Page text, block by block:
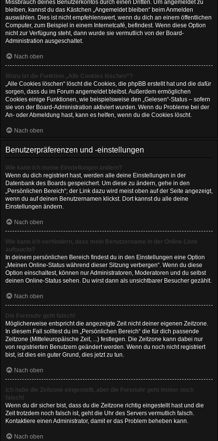
Missbrauch deines Benutzerkontos durch einen Dritten. Um angemeldet zu
bleiben, kannst du das Kästchen „Angemeldet bleiben“ beim Anmelden
auswählen. Dies ist nicht empfehlenswert, wenn du dich an einem öffentlichen
Computer, zum Beispiel in einem Internetcafé, befindest. Wenn diese Option
nicht zur Verfügung steht, dann wurde sie vermutlich von der Board-
Administration ausgeschaltet.
Nach oben
Wozu ist die Funktion „Alle Cookies löschen“?
„Alle Cookies löschen“ löscht die Cookies, die phpBB erstellt hat und die dafür
sorgen, dass du im Forum angemeldet bleibst. Außerdem ermöglichen
Cookies einige Funktionen, wie beispielsweise den „Gelesen“-Status – sofern
sie von der Board-Administration aktiviert wurden. Wenn du Probleme bei der
An- oder Abmeldung hast, kann es helfen, wenn du die Cookies löscht.
Nach oben
Benutzerpräferenzen und -einstellungen
Wie kann ich meine Einstellungen ändern?
Wenn du dich registriert hast, werden alle deine Einstellungen in der
Datenbank des Boards gespeichert. Um diese zu ändern, gehe in den
„Persönlichen Bereich“; der Link dazu wird meist oben auf der Seite angezeigt,
wenn du auf deinen Benutzernamen klickst. Dort kannst du alle deine
Einstellungen ändern.
Nach oben
Wie kann ich verhindern, dass mein Benutzername in der Online-Liste
auftaucht?
In deinem persönlichen Bereich findest du in den Einstellungen eine Option
„Meinen Online-Status während dieser Sitzung verbergen“. Wenn du diese
Option einschaltest, können nur Administratoren, Moderatoren und du selbst
deinen Online-Status sehen. Du wirst dann als unsichtbarer Besucher gezählt.
Nach oben
Die Forenuhr geht falsch!
Möglicherweise entspricht die angezeigte Zeit nicht deiner eigenen Zeitzone.
In diesem Fall solltest du im „Persönlichen Bereich“ die für dich passende
Zeitzone (Mitteleuropäische Zeit, ...) festlegen. Die Zeitzone kann dabei nur
von registrierten Benutzern geändert werden. Wenn du noch nicht registriert
bist, ist dies ein guter Grund, dies jetzt zu tun.
Nach oben
Ich habe die Zeitzone eingestellt, aber die Forenuhr geht immer noch
falsch!
Wenn du dir sicher bist, dass du die Zeitzone richtig eingestellt hast und die
Zeit trotzdem noch falsch ist, geht die Uhr des Servers vermutlich falsch.
Kontaktiere einen Administrator, damit er das Problem beheben kann.
Nach oben